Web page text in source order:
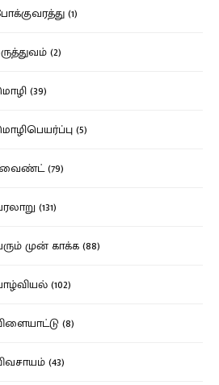
(1)
(2)
(39)
(5)
(79)
(131)
முன் காக்க (88)
(102)
(8)
(43)